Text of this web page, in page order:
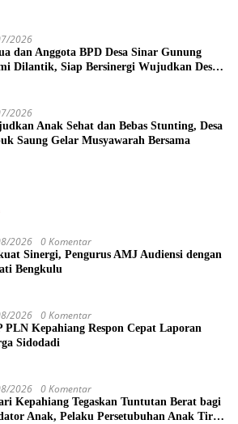
2026
dan Anggota BPD Desa Sinar Gunung
Dilantik, Siap Bersinergi Wujudkan Desa
2026
Anak Sehat dan Bebas Stunting, Desa
Saung Gelar Musyawarah Bersama
2026 0 Komentar
Sinergi, Pengurus AMJ Audiensi dengan
Bengkulu
2026 0 Komentar
PLN Kepahiang Respon Cepat Laporan
Sidodadi
2026 0 Komentar
Kepahiang Tegaskan Tuntutan Berat bagi
Anak, Pelaku Persetubuhan Anak Tiri